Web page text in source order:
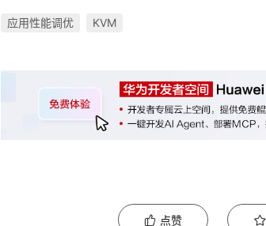
应用性能调优 KVM
点赞